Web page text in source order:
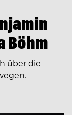
Böhm
über die